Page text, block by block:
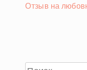
Отзыв на
Найти: